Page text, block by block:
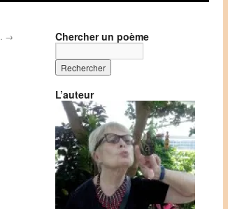
→ Chercher un poème
L’auteur